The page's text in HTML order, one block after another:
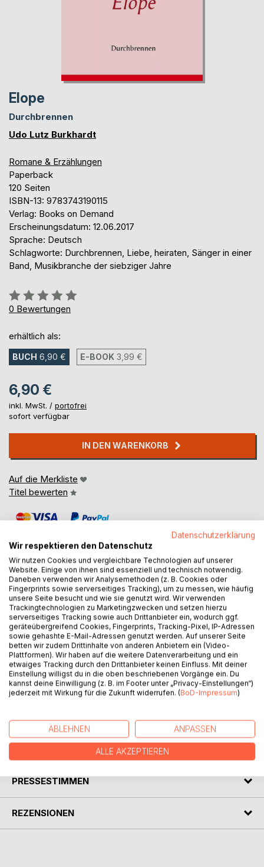
Elope
Durchbrennen
Udo Lutz Burkhardt
Romane & Erzählungen
Paperback
120 Seiten
ISBN-13: 9783743190115
Verlag: Books on Demand
Erscheinungsdatum: 12.06.2017
Sprache: Deutsch
Schlagworte: Durchbrennen, Liebe, heiraten, Sänger in einer
Band, Musikbranche der siebziger Jahre
Bewertung::
0%
0 Bewertungen
erhältlich als:
BUCH 6,90 € E-BOOK 3,99 €
6,90 €
inkl. MwSt. / portofrei
sofort verfügbar
IN DEN WARENKORB
Auf die Merkliste
Titel bewerten
BESCHREIBUNG
Elope heißt auf Deutsch: Mit der Freundin durchbrennen,
um zu heiraten. Ein spannender Roman über ein junges
Liebespaar, das sich über das Verbot der Eltern, "keine
Hochzeit", hinwegsetzte. Sie wollten keinen Musiker und
keinen Maler. Der Autor erlebte das Auf und Ab als Sänger
in der Musikbranche der siebziger Jahre und das knallharte
Geschäft der Schallplattenfirmen mit den damaligen
PRESSESTIMMEN
REZENSIONEN
Datenschutzerklärung
Wir respektieren den Datenschutz
Wir nutzen Cookies und vergleichbare Technologien auf unserer
Website. Einige von ihnen sind essenziell und technisch notwendig.
Daneben verwenden wir Analysemethoden (z. B. Cookies oder
Fingerprints sowie serverseitiges Tracking), um zu messen, wie häufig
unsere Seite besucht und wie sie genutzt wird. Wir verwenden
Trackingtechnologien zu Marketingzwecken und setzen hierzu
serverseitiges Tracking sowie auch Drittanbieter ein, wodurch ggf.
geräteübergreifend Cookies, Fingerprints, Tracking-Pixel, IP-Adressen
sowie gehashte E-Mail-Adressen genutzt werden. Auf unserer Seite
betten wir zudem Drittinhalte von anderen Anbietern ein (Video-
Plattformen). Wir haben auf die weitere Datenverarbeitung und ein
etwaiges Tracking durch den Drittanbieter keinen Einfluss. Mit deiner
Einstellung willigst du in die oben beschriebenen Vorgänge ein. Du
kannst deine Einwilligung (z. B. im Footer unter „Privacy-Einstellungen“)
jederzeit mit Wirkung für die Zukunft widerrufen. (BoD-Impressum)
ABLEHNEN ANPASSEN
ALLE AKZEPTIEREN